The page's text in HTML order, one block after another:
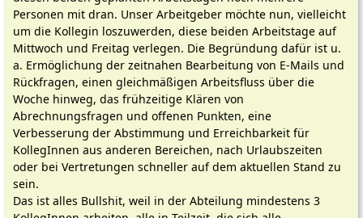
Personen mit dran. Unser Arbeitgeber möchte nun, vielleicht
um die Kollegin loszuwerden, diese beiden Arbeitstage auf
Mittwoch und Freitag verlegen. Die Begründung dafür ist u.
a. Ermöglichung der zeitnahen Bearbeitung von E-Mails und
Rückfragen, einen gleichmäßigen Arbeitsfluss über die
Woche hinweg, das frühzeitige Klären von
Abrechnungsfragen und offenen Punkten, eine
Verbesserung der Abstimmung und Erreichbarkeit für
KollegInnen aus anderen Bereichen, nach Urlaubszeiten
oder bei Vertretungen schneller auf dem aktuellen Stand zu
sein.
Das ist alles Bullshit, weil in der Abteilung mindestens 3